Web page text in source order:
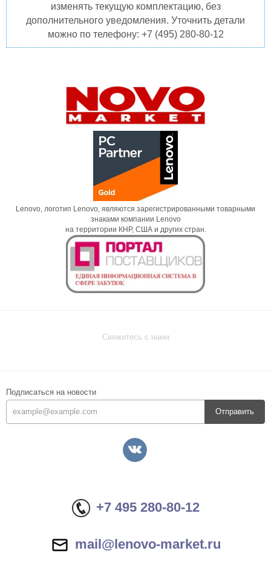
изменять текущую комплектацию, без
дополнительного уведомления. Уточнить детали
можно по телефону: +7 (495) 280-80-12
Lenovo, логотип Lenovo, являются зарегистрированными товарными
знаками компании Lenovo
на территории КНР, США и других стран.
Свяжитесь с нами
Подписаться на новости
Отправить
+7 495 280-80-12
mail@lenovo-market.ru